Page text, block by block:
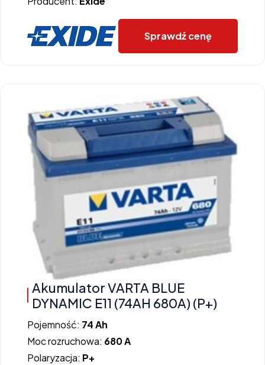
Sprawdź cenę
Akumulator VARTA BLUE
DYNAMIC E11 (74AH 680A) (P+)
Pojemność: 74 Ah
Moc rozruchowa: 680 A
Polaryzacja: P+